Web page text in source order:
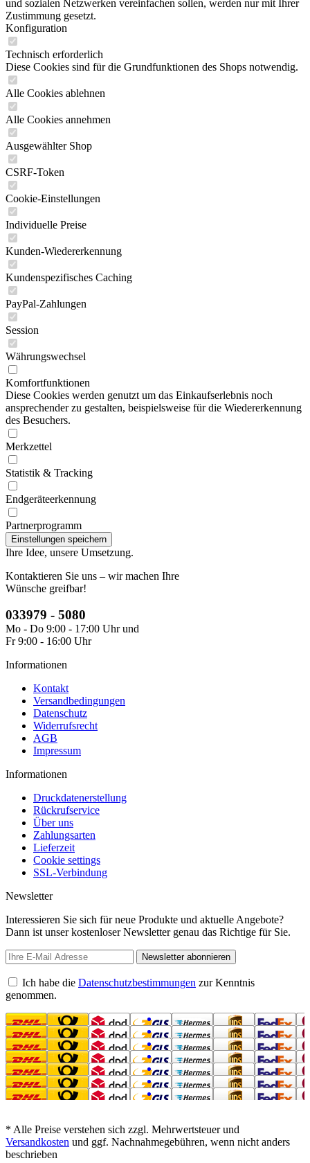
und sozialen Netzwerken vereinfachen sollen, werden nur mit Ihrer
Zustimmung gesetzt.
Konfiguration
Technisch erforderlich
Diese Cookies sind für die Grundfunktionen des Shops notwendig.
Alle Cookies ablehnen
Alle Cookies annehmen
Ausgewählter Shop
CSRF-Token
Cookie-Einstellungen
Individuelle Preise
Kunden-Wiedererkennung
Kundenspezifisches Caching
PayPal-Zahlungen
Session
Währungswechsel
Komfortfunktionen
Diese Cookies werden genutzt um das Einkaufserlebnis noch
ansprechender zu gestalten, beispielsweise für die Wiedererkennung
des Besuchers.
Merkzettel
Statistik & Tracking
Endgeräteerkennung
Partnerprogramm
Ihre Idee, unsere Umsetzung.
Kontaktieren Sie uns – wir machen Ihre
Wünsche greifbar!
033979 - 5080
Mo - Do 9:00 - 17:00 Uhr und
Fr 9:00 - 16:00 Uhr
Informationen
Kontakt
Versandbedingungen
Datenschutz
Widerrufsrecht
AGB
Impressum
Informationen
Druckdatenerstellung
Rückrufservice
Über uns
Zahlungsarten
Lieferzeit
Cookie settings
SSL-Verbindung
Newsletter
Interessieren Sie sich für neue Produkte und aktuelle Angebote?
Dann ist unser kostenloser Newsletter genau das Richtige für Sie.
Newsletter abonnieren
Ich habe die Datenschutzbestimmungen zur Kenntnis
genommen.
* Alle Preise verstehen sich zzgl. Mehrwertsteuer und
Versandkosten und ggf. Nachnahmegebühren, wenn nicht anders
beschrieben